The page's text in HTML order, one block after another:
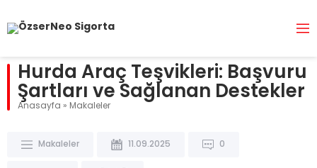
Hurda Araç Teşvikleri: Başvuru
Şartları ve Sağlanan Destekler
Anasayfa » Makaleler
Makaleler 11.09.2025 0